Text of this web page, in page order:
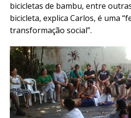
bicicletas de bambu, entre
bicicleta, explica Carlos, é uma
transformação social”.